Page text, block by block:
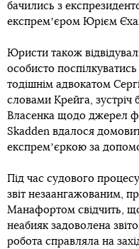
бачились з
експремʼєром Юрієм
Юристи також
особисто
тодішнім адвокатом
словами Крейга, зустріч
Власенка щодо джерел
Skadden вдалося
експремʼєркою за
Під час судового
звіт незаангажованим,
Манафортом свідчить,
неабияк задоволена
робота справляла на